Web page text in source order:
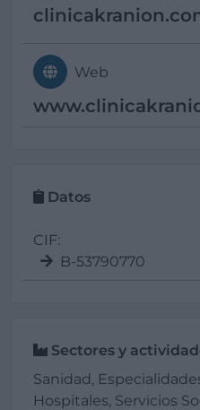
Web
Datos
CIF:
B-53790770
Sectores y
Sanidad,
Hospitales, Servicios